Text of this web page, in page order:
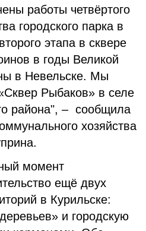
работы четвёртого
городского парка в
этапа в сквере
в годы Великой
в Невельске. Мы
Рыбаков» в селе
района", – сообщила
хозяйства
момент
ещё двух
в Курильске:
и городскую